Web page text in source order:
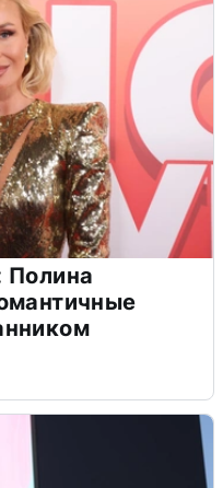
Полина